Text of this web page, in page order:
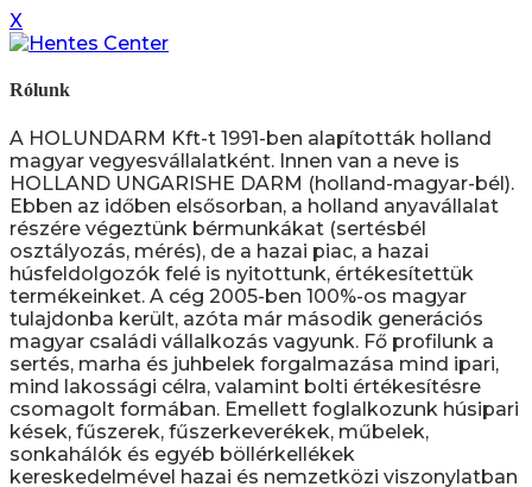
X
Rólunk
A HOLUNDARM Kft-t 1991-ben alapították holland
magyar vegyesvállalatként. Innen van a neve is
HOLLAND UNGARISHE DARM (holland-magyar-bél).
Ebben az időben elsősorban, a holland anyavállalat
részére végeztünk bérmunkákat (sertésbél
osztályozás, mérés), de a hazai piac, a hazai
húsfeldolgozók felé is nyitottunk, értékesítettük
termékeinket. A cég 2005-ben 100%-os magyar
tulajdonba került, azóta már második generációs
magyar családi vállalkozás vagyunk. Fő profilunk a
sertés, marha és juhbelek forgalmazása mind ipari,
mind lakossági célra, valamint bolti értékesítésre
csomagolt formában. Emellett foglalkozunk húsipari
kések, fűszerek, fűszerkeverékek, műbelek,
sonkahálók és egyéb böllérkellékek
kereskedelmével hazai és nemzetközi viszonylatban